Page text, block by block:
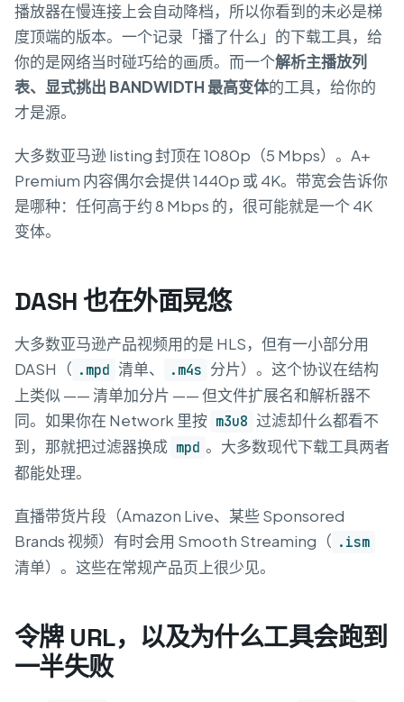
播放器在慢连接上会自动降档，所以你看到的未必是梯
度顶端的版本。一个记录「播了什么」的下载工具，给
你的是网络当时碰巧给的画质。而一个解析主播放列
表、显式挑出 BANDWIDTH 最高变体的工具，给你的
才是源。
大多数亚马逊 listing 封顶在 1080p（5 Mbps）。A+
Premium 内容偶尔会提供 1440p 或 4K。带宽会告诉你
是哪种：任何高于约 8 Mbps 的，很可能就是一个 4K
变体。
DASH 也在外面晃悠
大多数亚马逊产品视频用的是 HLS，但有一小部分用
DASH（ .mpd 清单、 .m4s 分片）。这个协议在结构
上类似 —— 清单加分片 —— 但文件扩展名和解析器不
同。如果你在 Network 里按 m3u8 过滤却什么都看不
到，那就把过滤器换成 mpd 。大多数现代下载工具两者
都能处理。
直播带货片段（Amazon Live、某些 Sponsored
Brands 视频）有时会用 Smooth Streaming（ .ism
清单）。这些在常规产品页上很少见。
令牌 URL，以及为什么工具会跑到
一半失败